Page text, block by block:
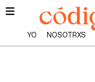
YO NOSOTRXS